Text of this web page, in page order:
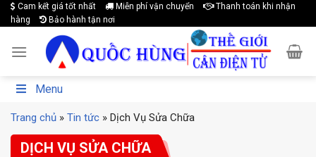
Skip
to
content
Cam kết giá tốt nhất Miễn phí vận chuyển
Thanh toán khi nhận
hàng
Bảo hành tận nơi
Menu
Trang chủ » Tin tức » Dịch Vụ Sửa Chữa
DỊCH VỤ SỬA CHỮA